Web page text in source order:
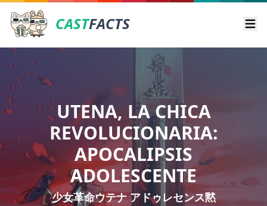
CASTFACTS
UTENA, LA CHICA
REVOLUCIONARIA:
APOCALIPSIS
ADOLESCENTE
少女革命ウテナ アドゥレセンス黙